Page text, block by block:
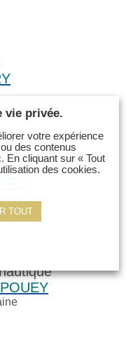
vie privée.
votre expérience
des contenus
En cliquant sur « Tout
des cookies.
TOUT